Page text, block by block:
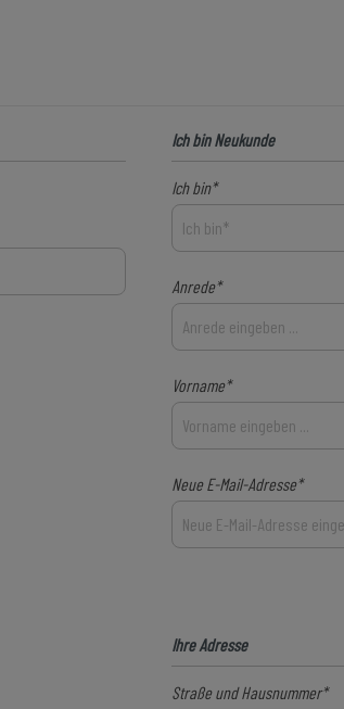
Ich bin Neukunde
Ich bin*
Anrede*
Vorname*
Neue E-Mail-Adresse*
Ihre Adresse
Straße und Hausnummer*